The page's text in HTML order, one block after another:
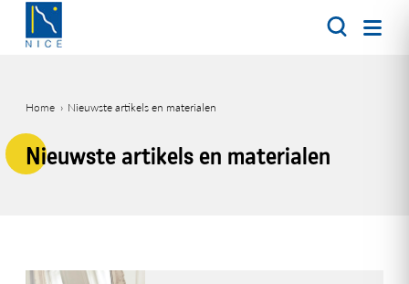
Overslaan
naar
gaanHome Nieuwste artikels en materialen
Nieuwste artikels en materialen